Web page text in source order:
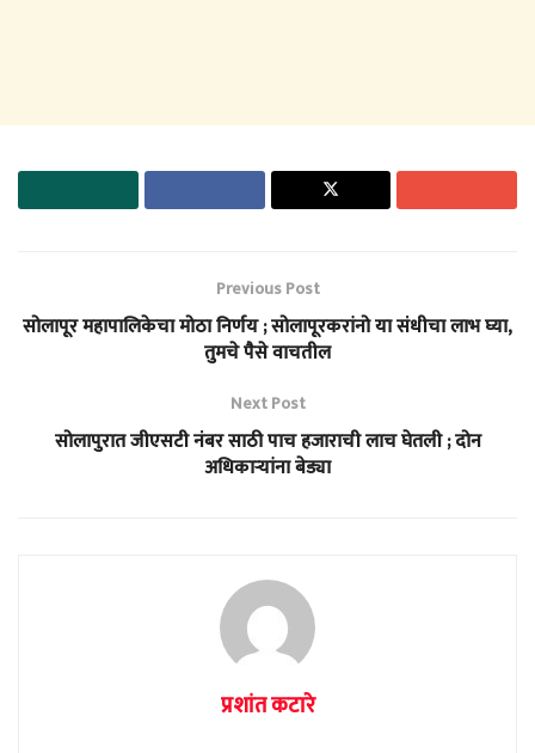
Previous Post
सोलापूर महापालिकेचा मोठा निर्णय ; सोलापूरकरांनो या संधीचा लाभ घ्या,
तुमचे पैसे वाचतील
Next Post
सोलापुरात जीएसटी नंबर साठी पाच हजाराची लाच घेतली ; दोन
अधिकाऱ्यांना बेड्या
प्रशांत कटारे